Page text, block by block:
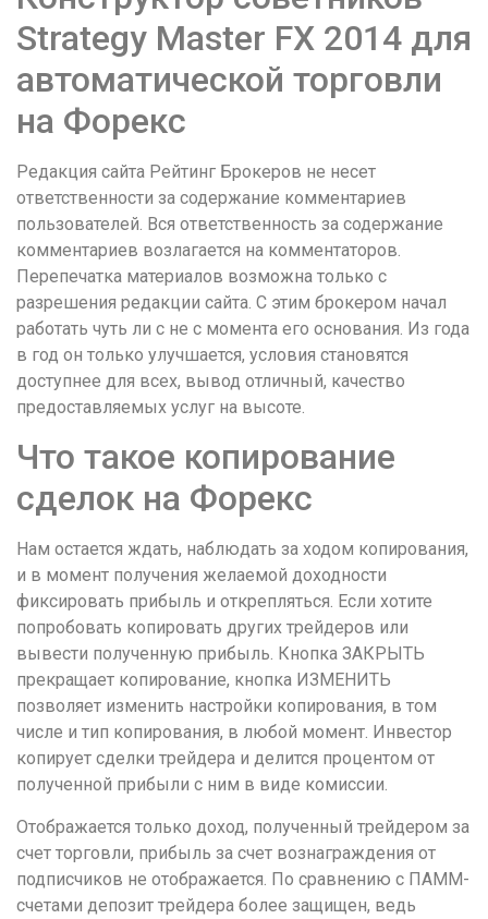
Strategy Master FX 2014 для
автоматической торговли
на Форекс
Редакция сайта Рейтинг Брокеров не несет
ответственности за содержание комментариев
пользователей. Вся ответственность за содержание
комментариев возлагается на комментаторов.
Перепечатка материалов возможна только с
разрешения редакции сайта. С этим брокером начал
работать чуть ли с не с момента его основания. Из года
в год он только улучшается, условия становятся
доступнее для всех, вывод отличный, качество
предоставляемых услуг на высоте.
Что такое копирование
сделок на Форекс
Нам остается ждать, наблюдать за ходом копирования,
и в момент получения желаемой доходности
фиксировать прибыль и открепляться. Если хотите
попробовать копировать других трейдеров или
вывести полученную прибыль. Кнопка ЗАКРЫТЬ
прекращает копирование, кнопка ИЗМЕНИТЬ
позволяет изменить настройки копирования, в том
числе и тип копирования, в любой момент. Инвестор
копирует сделки трейдера и делится процентом от
полученной прибыли с ним в виде комиссии.
Отображается только доход, полученный трейдером за
счет торговли, прибыль за счет вознаграждения от
подписчиков не отображается. По сравнению с ПАММ-
счетами депозит трейдера более защищен, ведь